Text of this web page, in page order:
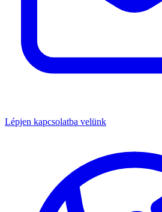
Lépjen kapcsolatba velünk